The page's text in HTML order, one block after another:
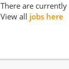
There are
View all jobs here